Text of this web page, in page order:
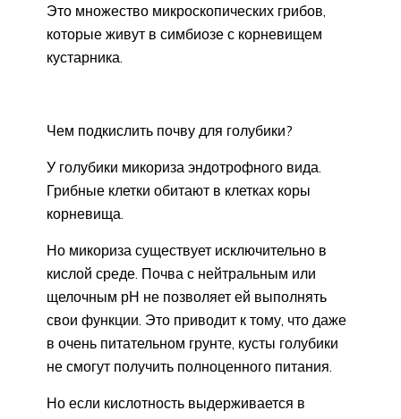
Это множество микроскопических грибов,
которые живут в симбиозе с корневищем
кустарника.
Чем подкислить почву для голубики?
У голубики микориза эндотрофного вида.
Грибные клетки обитают в клетках коры
корневища.
Но микориза существует исключительно в
кислой среде. Почва с нейтральным или
щелочным рН не позволяет ей выполнять
свои функции. Это приводит к тому, что даже
в очень питательном грунте, кусты голубики
не смогут получить полноценного питания.
Но если кислотность выдерживается в